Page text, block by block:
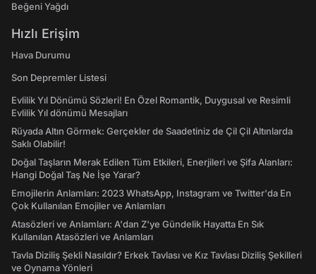
Beğeni Yağdı
Hızlı Erişim
Hava Durumu
Son Depremler Listesi
Evlilik Yıl Dönümü Sözleri! En Özel Romantik, Duygusal ve Resimli
Evlilik Yıl dönümü Mesajları
Rüyada Altın Görmek: Gerçekler de Saadetiniz de Çil Çil Altınlarda
Saklı Olabilir!
Doğal Taşların Merak Edilen Tüm Etkileri, Enerjileri ve Şifa Alanları:
Hangi Doğal Taş Ne İşe Yarar?
Emojilerin Anlamları: 2023 WhatsApp, Instagram ve Twitter'da En
Çok Kullanılan Emojiler ve Anlamları
Atasözleri ve Anlamları: A'dan Z'ye Gündelik Hayatta En Sık
Kullanılan Atasözleri ve Anlamları
Tavla Diziliş Şekli Nasıldır? Erkek Tavlası ve Kız Tavlası Diziliş Şekilleri
ve Oynama Yönleri